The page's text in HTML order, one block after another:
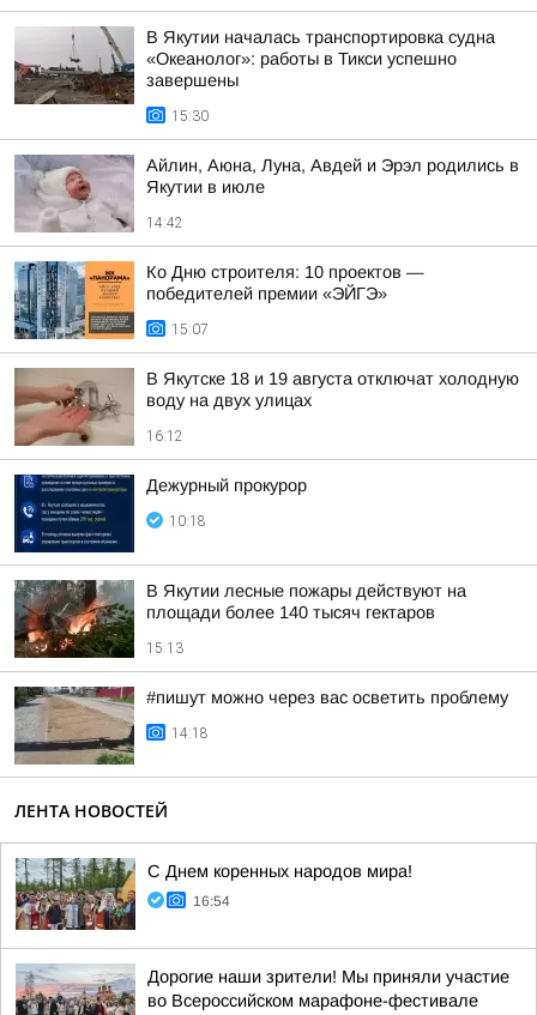
В Якутии началась транспортировка судна
«Океанолог»: работы в Тикси успешно
завершены
15:30
Айлин, Аюна, Луна, Авдей и Эрэл родились в
Якутии в июле
14:42
Ко Дню строителя: 10 проектов —
победителей премии «ЭЙГЭ»
15:07
В Якутске 18 и 19 августа отключат холодную
воду на двух улицах
16:12
Дежурный прокурор
10:18
В Якутии лесные пожары действуют на
площади более 140 тысяч гектаров
15:13
#пишут можно через вас осветить проблему
14:18
ЛЕНТА НОВОСТЕЙ
С Днем коренных народов мира!
16:54
Дорогие наши зрители! Мы приняли участие
во Всероссийском марафоне-фестивале